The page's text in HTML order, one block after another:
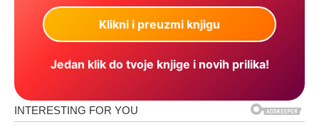
Jedan klik do tvoje knjige i novih prilika!